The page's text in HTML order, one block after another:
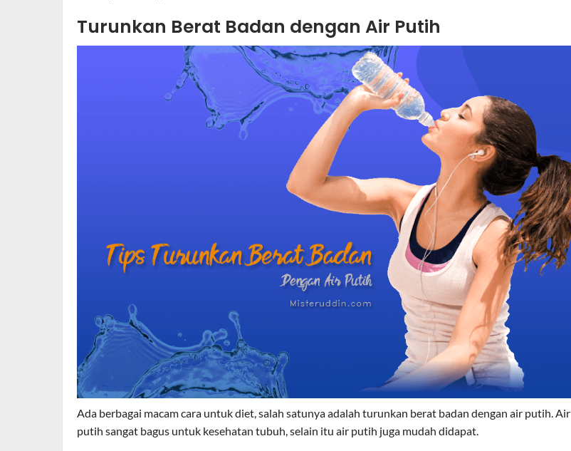
Turunkan Berat Badan dengan Air Putih
Ada berbagai macam cara untuk diet, salah satunya adalah turunkan berat badan dengan air putih. Air
putih sangat bagus untuk kesehatan tubuh, selain itu air putih juga mudah didapat.